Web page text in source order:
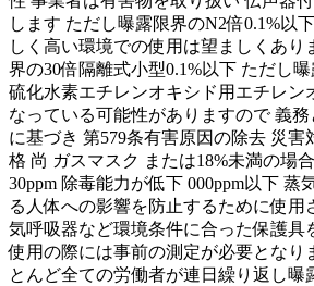
します ただし曝露限界のN2倍0.1%以
しく高い環境での使用は望ましくあり
界の30倍隔離式小型0.1%以下 ただし
硫化水素エチレンオキシド用エチレン
なっている可能性がありますので 義
に基づき 第579条有害原因の除去 災害
格 尚 ガスマスク または18%未満の場
30ppm 除毒能力が低下 000ppm以下 蒸
る人体への影響を防止するために使用
気呼吸器など環境条件に合った保護具
使用の際には事前の測定が必要となり
とんど全ての労働者が連日繰り返し曝